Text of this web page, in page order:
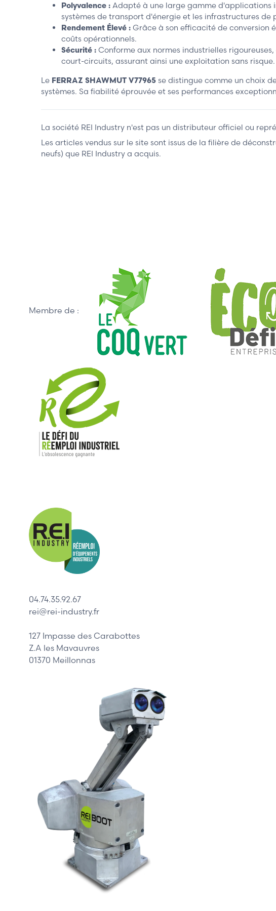
Polyvalence : Adapté à une large gamme d'applications
systèmes de transport d'énergie et les infrastructures
Rendement Élevé : Grâce à son efficacité de conversion
coûts opérationnels.
Sécurité : Conforme aux normes industrielles
court-circuits, assurant ainsi une exploitation sans risque.
Le FERRAZ SHAWMUT V77965 se distingue comme un choix
systèmes. Sa fiabilité éprouvée et ses performances
La société REI Industry n'est pas un distributeur officiel ou
Les articles vendus sur le site sont issus de la filière de
neufs) que REI Industry a acquis.
Membre de :
04.74.35.92.67
rei@rei-industry.fr
127 Impasse des Carabottes
Z.A les Mavauvres
01370 Meillonnas